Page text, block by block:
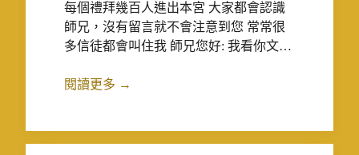
每個禮拜幾百人進出本宮 大家都會認識
師兄，沒有留言就不會注意到您 常常很
多信徒都會叫住我 師兄您好: 我看你文…
閱讀更多 →